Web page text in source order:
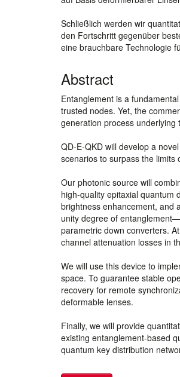
Schließlich werden wir
den Fortschritt gegenüber
eine brauchbare Technologie
Abstract
Entanglement is a
trusted nodes. Yet, the
generation process
QD-E-QKD will develop a
scenarios to surpass the
Our photonic source will
high-quality epitaxial quantum
brightness enhancement, and
unity degree of
parametric down converters.
channel attenuation losses in
We will use this device to
space. To guarantee stable
recovery for remote
deformable lenses.
Finally, we will provide
existing entanglement-based
quantum key distribution